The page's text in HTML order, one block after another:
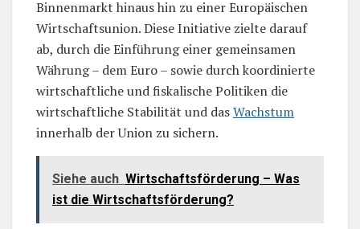
Binnenmarkt hinaus hin zu einer Europäischen
Wirtschaftsunion. Diese Initiative zielte darauf
ab, durch die Einführung einer gemeinsamen
Währung – dem Euro – sowie durch koordinierte
wirtschaftliche und fiskalische Politiken die
wirtschaftliche Stabilität und dasWachstum
innerhalb der Union zu sichern.
Siehe auch Wirtschaftsförderung – Was
ist die Wirtschaftsförderung?